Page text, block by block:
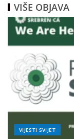
VIŠE OBJAVA
VIJESTI SVIJET